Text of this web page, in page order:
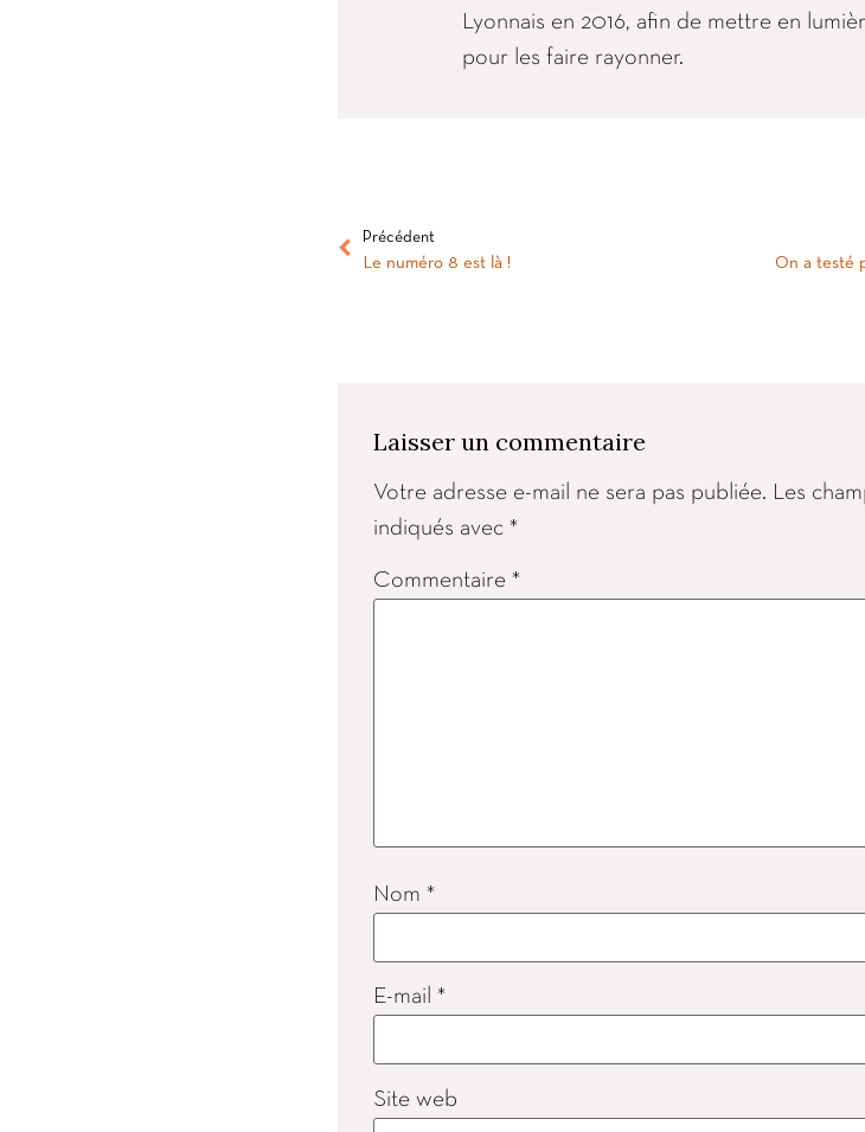
Lyonnais en 2016, afin de mettre en
pour les faire rayonner.
Précédent
Le numéro 8 est là ! On a testé
Laisser un commentaire
Votre adresse e-mail ne sera pas publiée. Les
indiqués avec *
Commentaire *
Nom *
E-mail *
Site web